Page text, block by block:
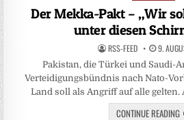
Der Mekka-Pakt – „Wir
unter diesen
RSS-FEED 9.
Pakistan, die Türkei und Saudi-
Verteidigungsbündnis nach Nato-
Land soll als Angriff auf alle
CONTINUE READING